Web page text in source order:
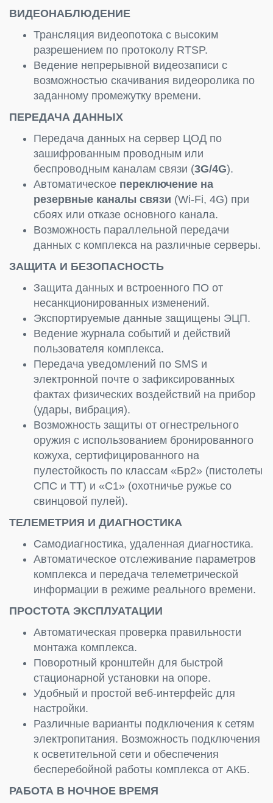
ВИДЕОНАБЛЮДЕНИЕ
Трансляция видеопотока с высоким
разрешением по протоколу RTSP.
Ведение непрерывной видеозаписи с
возможностью скачивания видеоролика по
заданному промежутку времени.
ПЕРЕДАЧА ДАННЫХ
Передача данных на сервер ЦОД по
зашифрованным проводным или
беспроводным каналам связи (3G/4G).
Автоматическое переключение на
резервные каналы связи (Wi-Fi, 4G) при
сбоях или отказе основного канала.
Возможность параллельной передачи
данных с комплекса на различные серверы.
ЗАЩИТА И БЕЗОПАСНОСТЬ
Защита данных и встроенного ПО от
несанкционированных изменений.
Экспортируемые данные защищены ЭЦП.
Ведение журнала событий и действий
пользователя комплекса.
Передача уведомлений по SMS и
электронной почте о зафиксированных
фактах физических воздействий на прибор
(удары, вибрация).
Возможность защиты от огнестрельного
оружия с использованием бронированного
кожуха, сертифицированного на
пулестойкость по классам «Бр2» (пистолеты
СПС и ТТ) и «С1» (охотничье ружье со
свинцовой пулей).
ТЕЛЕМЕТРИЯ И ДИАГНОСТИКА
Самодиагностика, удаленная диагностика.
Автоматическое отслеживание параметров
комплекса и передача телеметрической
информации в режиме реального времени.
ПРОСТОТА ЭКСПЛУАТАЦИИ
Автоматическая проверка правильности
монтажа комплекса.
Поворотный кронштейн для быстрой
стационарной установки на опоре.
Удобный и простой веб-интерфейс для
настройки.
Различные варианты подключения к сетям
электропитания. Возможность подключения
к осветительной сети и обеспечения
бесперебойной работы комплекса от АКБ.
РАБОТА В НОЧНОЕ ВРЕМЯ